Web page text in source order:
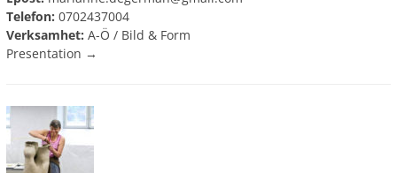
Telefon: 0702437004
Verksamhet: A-Ö / Bild & Form
Presentation →